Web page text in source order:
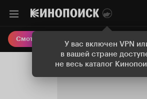
У вас включен VPN
в вашей стране
не весь каталог
Смотреть кино Онлайн-